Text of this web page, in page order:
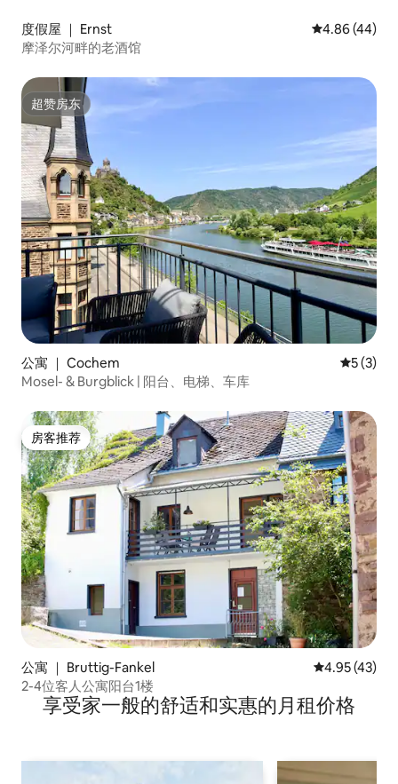
度假屋 ｜ Ernst 平均评分
4.86 (44)
摩泽尔河畔的老酒馆
超赞房东
超赞房东
公寓 ｜ Cochem 平均评分
5 (3)
Mosel- & Burgblick | 阳台、电梯、车库
房客推荐
房客推荐
公寓 ｜ Bruttig-Fankel 平均评分
4.95 (43)
2-4位客人公寓阳台1楼
享受家一般的舒适和实惠的月租价格